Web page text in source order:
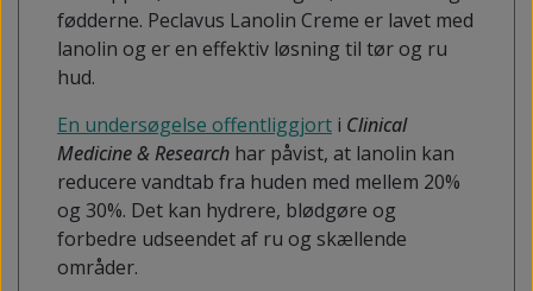
fødderne. Peclavus Lanolin Creme er lavet med
lanolin og er en effektiv løsning til tør og ru
hud.
En undersøgelse offentliggjort i Clinical
Medicine & Research har påvist, at lanolin kan
reducere vandtab fra huden med mellem 20%
og 30%. Det kan hydrere, blødgøre og
forbedre udseendet af ru og skællende
områder.